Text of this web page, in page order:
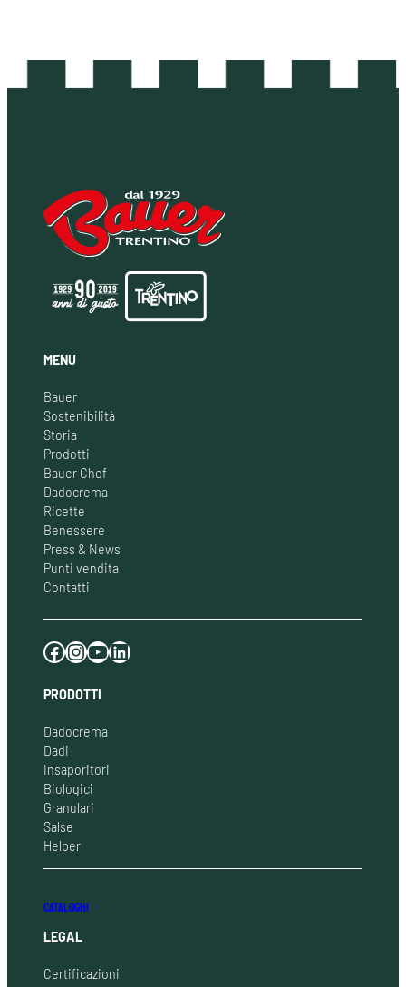
MENU
Bauer
Sostenibilità
Storia
Prodotti
Bauer Chef
Dadocrema
Ricette
Benessere
Press & News
Punti vendita
Contatti
Facebook Instagram YouTube LinkedIn
PRODOTTI
Dadocrema
Dadi
Insaporitori
Biologici
Granulari
Salse
Helper
CATALOGHI
LEGAL
Certificazioni